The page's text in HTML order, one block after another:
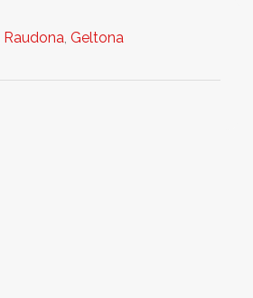
Raudona, Geltona